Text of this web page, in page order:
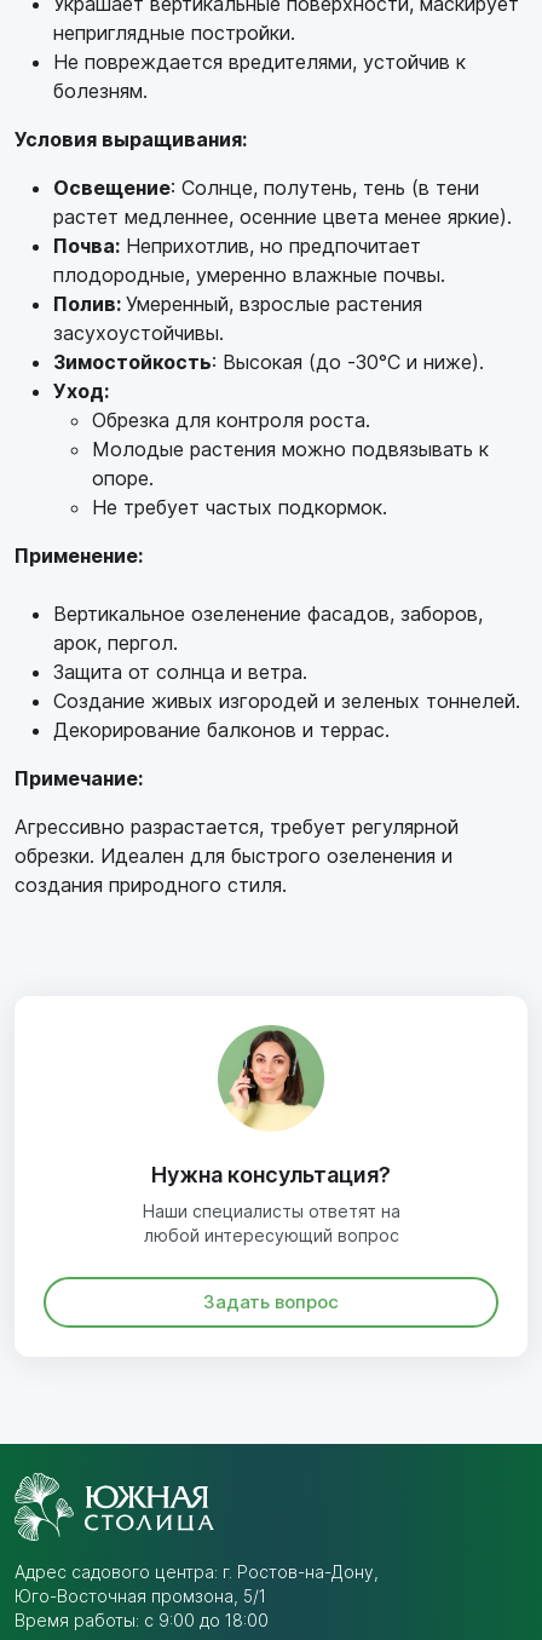
неприглядные постройки.
Не повреждается вредителями, устойчив к
болезням.
Условия выращивания:
Освещение: Солнце, полутень, тень (в тени
растет медленнее, осенние цвета менее яркие).
Почва: Неприхотлив, но предпочитает
плодородные, умеренно влажные почвы.
Полив: Умеренный, взрослые растения
засухоустойчивы.
Зимостойкость: Высокая (до -30°C и ниже).
Уход:
Обрезка для контроля роста.
Молодые растения можно подвязывать к
опоре.
Не требует частых подкормок.
Применение:
Вертикальное озеленение фасадов, заборов,
арок, пергол.
Защита от солнца и ветра.
Создание живых изгородей и зеленых тоннелей.
Декорирование балконов и террас.
Примечание:
Агрессивно разрастается, требует регулярной
обрезки. Идеален для быстрого озеленения и
создания природного стиля.
Нужна консультация?
Наши специалисты ответят на
любой интересующий вопрос
Задать вопрос
Адрес садового центра: г. Ростов-на-Дону,
Юго-Восточная промзона, 5/1
Время работы: с 9:00 до 18:00